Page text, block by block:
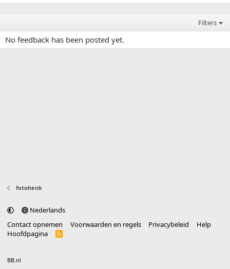
Filters
No feedback has been posted yet.
fotohenk
Nederlands
Contact opnemen
Voorwaarden en regels Privacybeleid
Help
Hoofdpagina
R
BB.nl